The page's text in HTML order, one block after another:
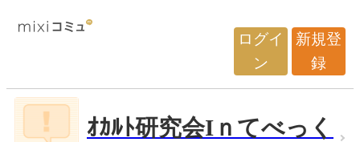
ログイ
ン
新規登
録
ｵｶﾙﾄ研究会Iｎてべっく